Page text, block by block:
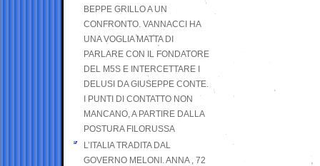
BEPPE GRILLO A UN
CONFRONTO. VANNACCI HA
UNA VOGLIA MATTA DI
PARLARE CON IL FONDATORE
DEL M5S E INTERCETTARE I
DELUSI DA GIUSEPPE CONTE.
I PUNTI DI CONTATTO NON
MANCANO, A PARTIRE DALLA
POSTURA FILORUSSA
L’ITALIA TRADITA DAL
GOVERNO MELONI. ANNA , 72